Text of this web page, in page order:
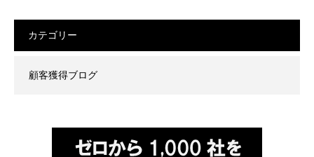
カテゴリー
顧客獲得ブログ